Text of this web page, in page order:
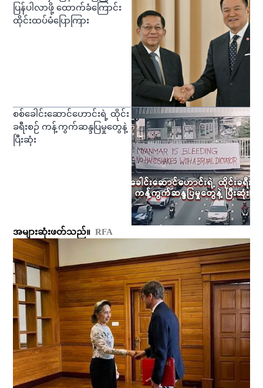
ပြန်ပါလာဖို့ ထောက်ခံကြောင်း
ထိုင်းထပ်မံပြောကြား
စစ်ခေါင်းဆောင်ဟောင်းရဲ့ ထိုင်း
ခရီးစဉ် ကန့်ကွက်ဆန္ဒပြမှုတွေနဲ့
ပြီးဆုံး
အများဆုံးဖတ်သည်။ RFA